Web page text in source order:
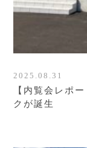
2025.08.31
【内覧会レポ
クが誕生